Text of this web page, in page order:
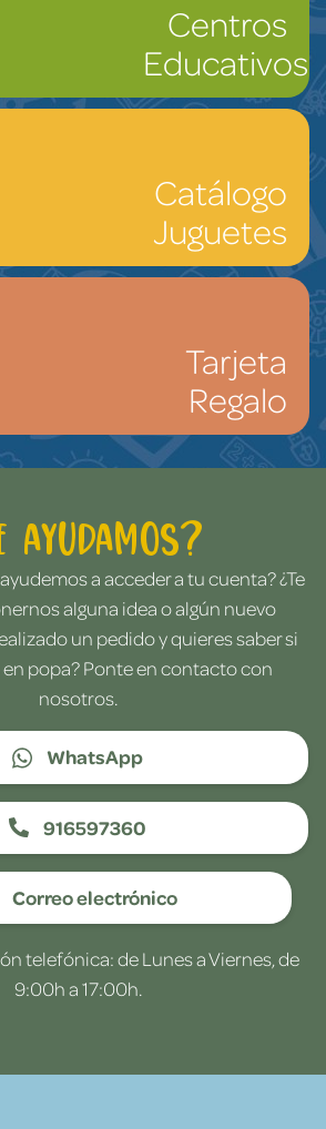
Centros
Educativos
Catálogo
Juguetes
Tarjeta
Regalo
ayudamos?
a acceder a tu cuenta? ¿Te
alguna idea o algún nuevo
un pedido y quieres saber si
popa? Ponte en contacto con
nosotros.
WhatsApp
916597360
Correo electrónico
telefónica: de Lunes a Viernes, de
9:00h a 17:00h.